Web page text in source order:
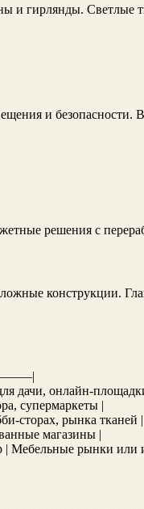
и гирлянды.
и
решения с
конструкции.
дачи, онлайн-
супермаркеты |
сторах, рынка тканей |
магазины |
| Мебельные рынки или